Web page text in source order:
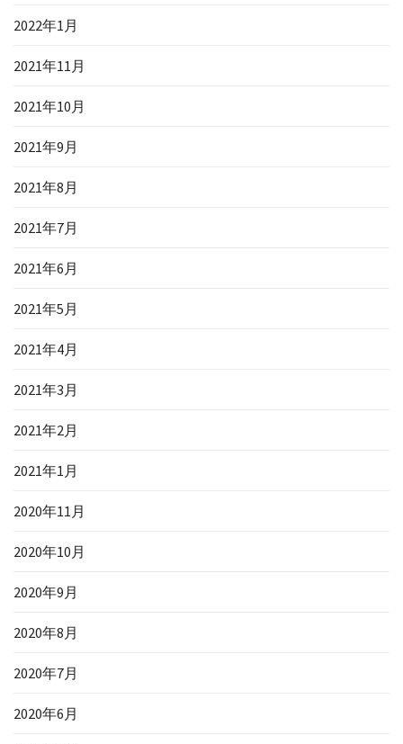
2022年1月
2021年11月
2021年10月
2021年9月
2021年8月
2021年7月
2021年6月
2021年5月
2021年4月
2021年3月
2021年2月
2021年1月
2020年11月
2020年10月
2020年9月
2020年8月
2020年7月
2020年6月